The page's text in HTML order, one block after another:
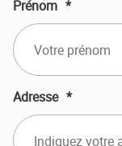
Prénom *
Adresse *